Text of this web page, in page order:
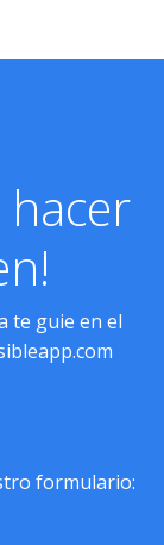
te guie en el
formulario: